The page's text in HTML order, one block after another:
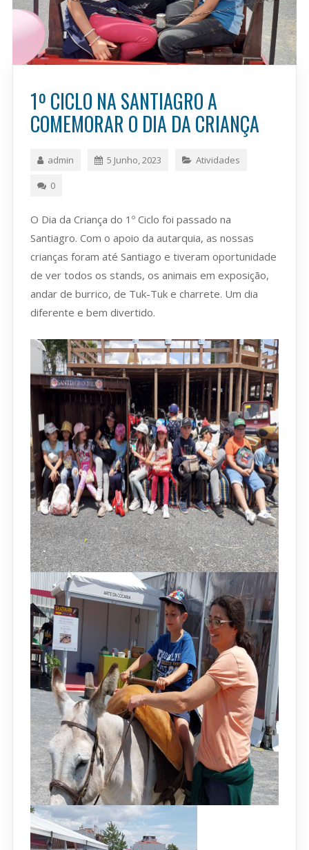
1º CICLO NA SANTIAGRO A
COMEMORAR O DIA DA CRIANÇA
admin 5 Junho, 2023 Atividades
0
O Dia da Criança do 1º Ciclo foi passado na
Santiagro. Com o apoio da autarquia, as nossas
crianças foram até Santiago e tiveram oportunidade
de ver todos os stands, os animais em exposição,
andar de burrico, de Tuk-Tuk e charrete. Um dia
diferente e bem divertido.